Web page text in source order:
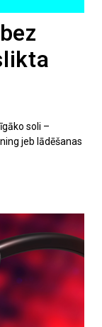
soli –
jeb lādēšanas